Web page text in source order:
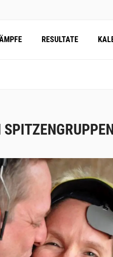
RESULTATE